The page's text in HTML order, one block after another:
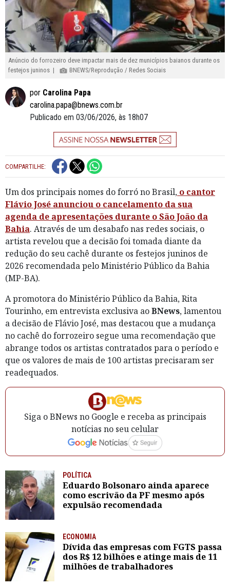
Anúncio do forrozeiro deve impactar mais de dez municípios baianos durante os
festejos juninos |
BNEWS/Reprodução / Redes Sociais
por Carolina Papa
carolina.papa@bnews.com.br
Publicado em 03/06/2026, às 18h07
COMPARTILHE:
Um dos principais nomes do forró no Brasil, o cantor
Flávio José anunciou o cancelamento da sua
agenda de apresentações durante o São João da
Bahia. Através de um desabafo nas redes sociais, o
artista revelou que a decisão foi tomada diante da
redução do seu cachê durante os festejos juninos de
2026 recomendada pelo Ministério Público da Bahia
(MP-BA).
A promotora do Ministério Público da Bahia, Rita
Tourinho, em entrevista exclusiva aoBNews, lamentou
a decisão de Flávio José, mas destacou que a mudança
no cachê do forrozeiro segue uma recomendação que
abrange todos os artistas contratados para o período e
que os valores de mais de 100 artistas precisaram ser
readequados.
Siga o BNews no Google e receba as principais
notícias no seu celular
POLÍTICA
Eduardo Bolsonaro ainda aparece
como escrivão da PF mesmo após
expulsão recomendada
ECONOMIA
Dívida das empresas com FGTS passa
dos R$ 12 bilhões e atinge mais de 11
milhões de trabalhadores